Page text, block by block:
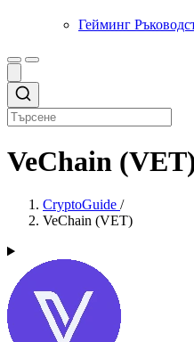
Гейминг
VeChain
CryptoGuide /
VeChain (VET)